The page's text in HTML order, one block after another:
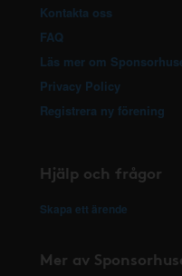
Kontakta oss
FAQ
Läs mer om
Privacy Policy
Registrera ny förening
Hjälp och frågor
Skapa ett ärende
Mer av